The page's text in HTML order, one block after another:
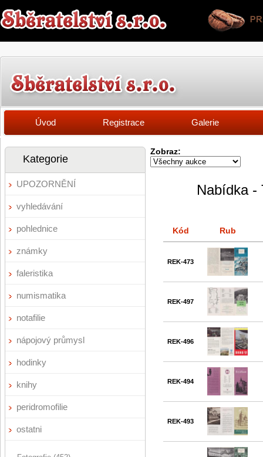
Úvod Registrace Galerie
Kategorie
UPOZORNĚNÍ
vyhledávání
pohlednice
známky
faleristika
numismatika
notafilie
nápojový průmysl
hodinky
knihy
peridromofilie
ostatni
Zobraz:
Nabídka -
Kód Rub
REK-473
REK-497
REK-496
REK-494
REK-493